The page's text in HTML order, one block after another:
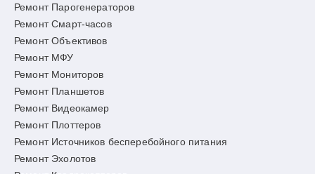
Ремонт Парогенераторов
Ремонт Смарт-часов
Ремонт Объективов
Ремонт МФУ
Ремонт Мониторов
Ремонт Планшетов
Ремонт Видеокамер
Ремонт Плоттеров
Ремонт Источников бесперебойного питания
Ремонт Эхолотов